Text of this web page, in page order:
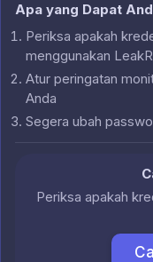
Apa yang Dapat
Periksa apakah
menggunakan
Atur peringatan
Anda
Segera ubah
Periksa apakah